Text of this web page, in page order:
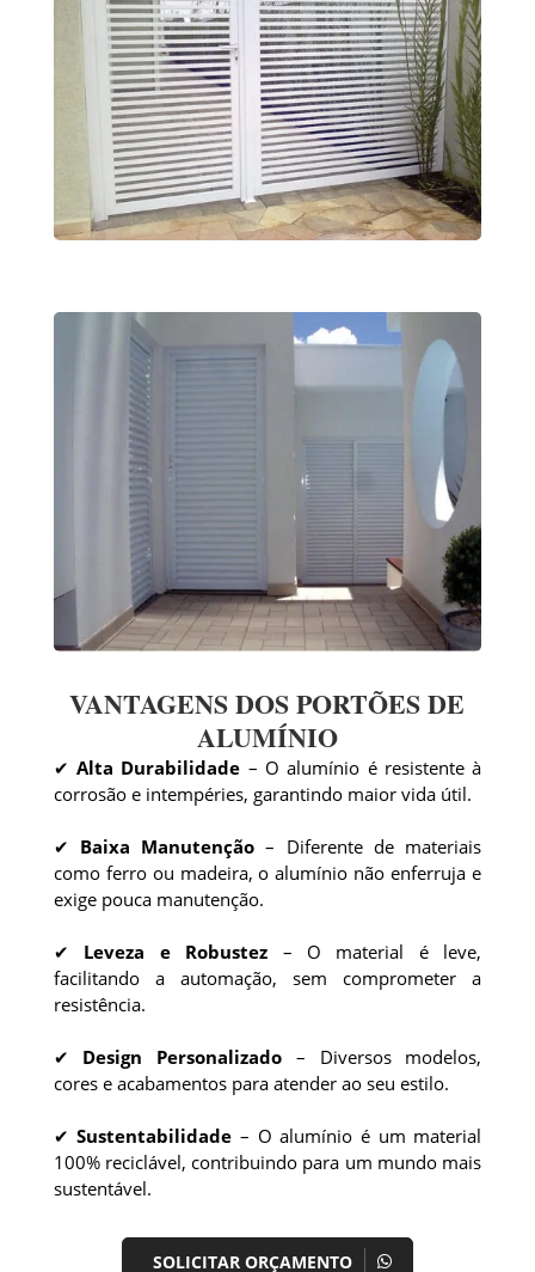
VANTAGENS DOS PORTÕES DE
ALUMÍNIO
✔Alta Durabilidade – O alumínio é resistente à
corrosão e intempéries, garantindo maior vida útil.
✔ Baixa Manutenção – Diferente de materiais
como ferro ou madeira, o alumínio não enferruja e
exige pouca manutenção.
✔ Leveza e Robustez – O material é leve,
facilitando a automação, sem comprometer a
resistência.
✔ Design Personalizado – Diversos modelos,
cores e acabamentos para atender ao seu estilo.
✔Sustentabilidade – O alumínio é um material
100% reciclável, contribuindo para um mundo mais
sustentável.
SOLICITAR ORÇAMENTO